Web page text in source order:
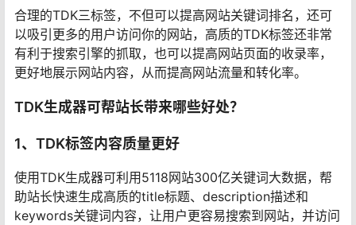
合理的TDK三标签，不但可以提高网站关键词排名，还可
以吸引更多的用户访问你的网站，高质的TDK标签还非常
有利于搜索引擎的抓取，也可以提高网站页面的收录率，
更好地展示网站内容，从而提高网站流量和转化率。
TDK生成器可帮站长带来哪些好处？
1、TDK标签内容质量更好
使用TDK生成器可利用5118网站300亿关键词大数据，帮
助站长快速生成高质的title标题、description描述和
keywords关键词内容，让用户更容易搜索到网站，并访问